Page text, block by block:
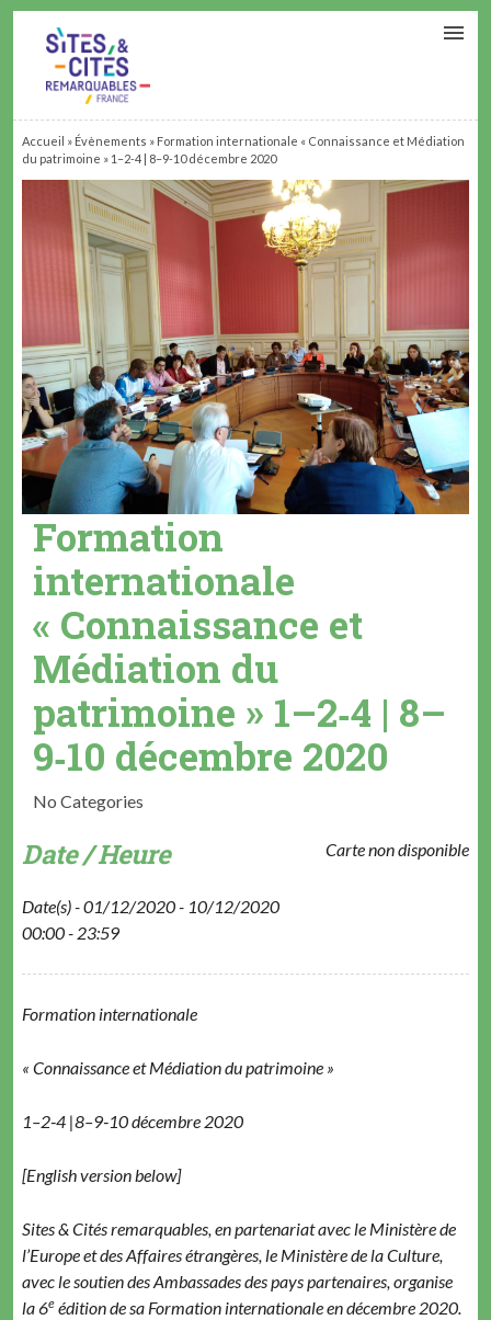
Accueil » Évènements » Formation internationale « Connaissance et Médiation
du patrimoine » 1–2‑4 | 8–9‑10 décembre 2020
Formation
internationale
« Connaissance et
Médiation du
patrimoine » 1–2‑4 | 8–
9‑10 décembre 2020
No Categories
Carte non disponible
Date / Heure
Date(s) - 01/12/2020 - 10/12/2020
00:00 - 23:59
For­ma­tion internationale
« Con­nais­sance et Médi­a­tion du patrimoine »
1–2‑4 |8–9‑10 décem­bre 2020
[Eng­lish ver­sion below]
Sites & Cités remar­quables, en parte­nar­i­at avec le Min­istère de
l’Europe et des Affaires étrangères, le Min­istère de la Cul­ture,
avec le sou­tien des Ambas­sades des pays parte­naires, organ­ise
la 6e édi­tion de sa For­ma­tion inter­na­tionale en décem­bre 2020.